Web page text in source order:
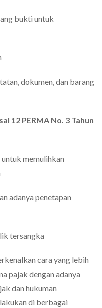
bukti untuk
dokumen, dan barang
12 PERMA No. 3 Tahun
memulihkan
adanya penetapan
tersangka
cara yang lebih
pajak dengan adanya
dan hukuman
di berbagai